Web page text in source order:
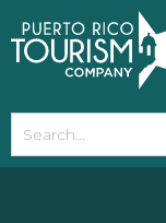
note:
This
website
accessibility